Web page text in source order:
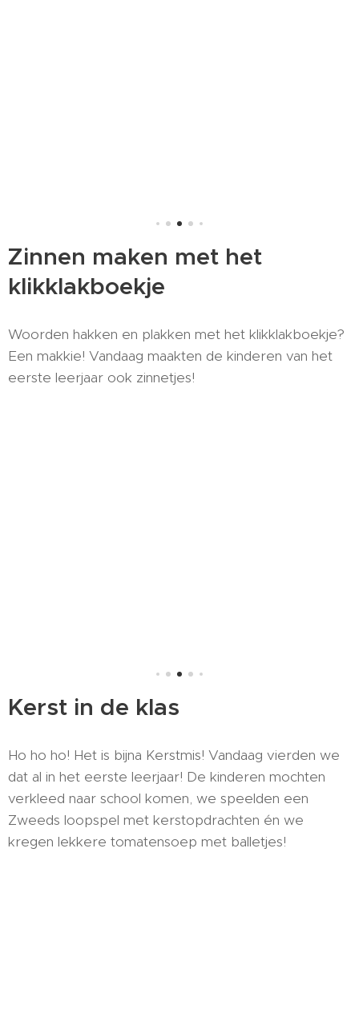
Zinnen maken met het
klikklakboekje
Woorden hakken en plakken met het klikklakboekje?
Een makkie! Vandaag maakten de kinderen van het
eerste leerjaar ook zinnetjes!
Kerst in de klas
Ho ho ho! Het is bijna Kerstmis! Vandaag vierden we
dat al in het eerste leerjaar! De kinderen mochten
verkleed naar school komen, we speelden een
Zweeds loopspel met kerstopdrachten én we
kregen lekkere tomatensoep met balletjes!